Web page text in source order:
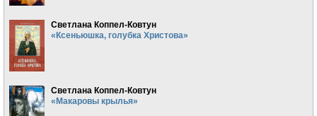
Светлана Коппел-Ковтун
«Ксеньюшка, голубка Христова»
Светлана Коппел-Ковтун
«Макаровы крылья»